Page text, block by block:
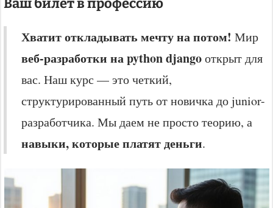
Хватит откладывать мечту на потом! Мир
веб-разработки на python djangoоткрыт для
вас. Наш курс — это четкий,
структурированный путь от новичка до junior-
разработчика. Мы даем не просто теорию, а
навыки, которые платят деньги.